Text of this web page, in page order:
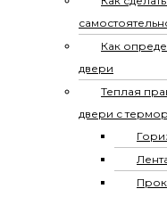
Как
двери
Теплая
двери с